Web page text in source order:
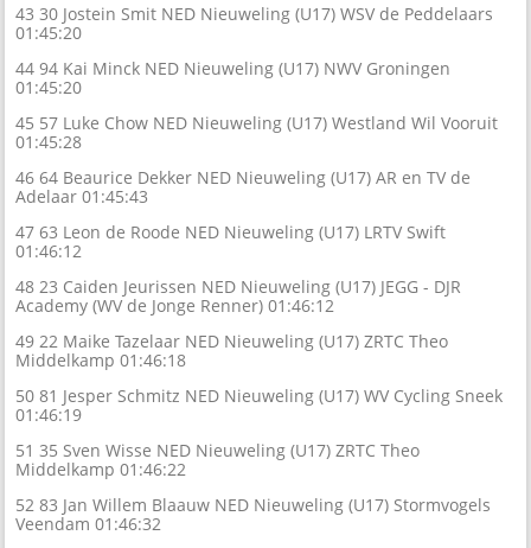
43 30 Jostein Smit NED Nieuweling (U17) WSV de Peddelaars
01:45:20
44 94 Kai Minck NED Nieuweling (U17) NWV Groningen
01:45:20
45 57 Luke Chow NED Nieuweling (U17) Westland Wil Vooruit
01:45:28
46 64 Beaurice Dekker NED Nieuweling (U17) AR en TV de
Adelaar 01:45:43
47 63 Leon de Roode NED Nieuweling (U17) LRTV Swift
01:46:12
48 23 Caiden Jeurissen NED Nieuweling (U17) JEGG - DJR
Academy (WV de Jonge Renner) 01:46:12
49 22 Maike Tazelaar NED Nieuweling (U17) ZRTC Theo
Middelkamp 01:46:18
50 81 Jesper Schmitz NED Nieuweling (U17) WV Cycling Sneek
01:46:19
51 35 Sven Wisse NED Nieuweling (U17) ZRTC Theo
Middelkamp 01:46:22
52 83 Jan Willem Blaauw NED Nieuweling (U17) Stormvogels
Veendam 01:46:32